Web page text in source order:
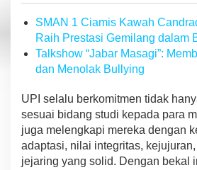
SMAN 1 Ciamis Kawah
Raih Prestasi Gemilang dalam
Talkshow “Jabar Masagi”:
dan Menolak Bullying
UPI selalu berkomitmen tidak
sesuai bidang studi kepada para
juga melengkapi mereka dengan
adaptasi, nilai integritas,
jejaring yang solid. Dengan bekal